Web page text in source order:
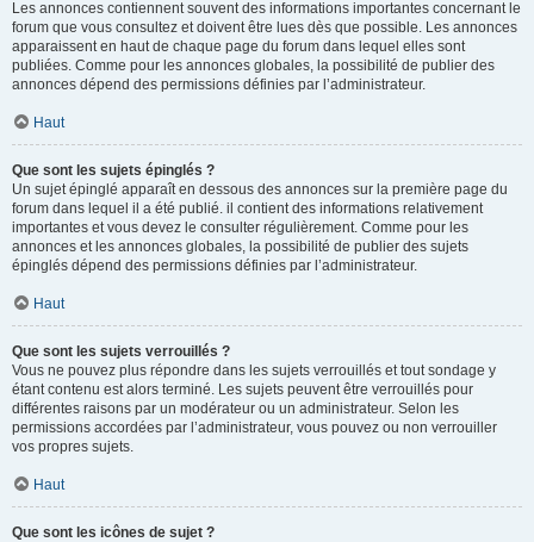
Les annonces contiennent souvent des informations importantes concernant le
forum que vous consultez et doivent être lues dès que possible. Les annonces
apparaissent en haut de chaque page du forum dans lequel elles sont
publiées. Comme pour les annonces globales, la possibilité de publier des
annonces dépend des permissions définies par l’administrateur.
Haut
Que sont les sujets épinglés ?
Un sujet épinglé apparaît en dessous des annonces sur la première page du
forum dans lequel il a été publié. il contient des informations relativement
importantes et vous devez le consulter régulièrement. Comme pour les
annonces et les annonces globales, la possibilité de publier des sujets
épinglés dépend des permissions définies par l’administrateur.
Haut
Que sont les sujets verrouillés ?
Vous ne pouvez plus répondre dans les sujets verrouillés et tout sondage y
étant contenu est alors terminé. Les sujets peuvent être verrouillés pour
différentes raisons par un modérateur ou un administrateur. Selon les
permissions accordées par l’administrateur, vous pouvez ou non verrouiller
vos propres sujets.
Haut
Que sont les icônes de sujet ?